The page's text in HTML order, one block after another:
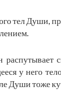
тел Души,
распутывает
у него
Души тоже